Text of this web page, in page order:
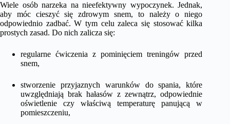
Wiele osób narzeka na nieefektywny wypoczynek. Jednak,
aby móc cieszyć się zdrowym snem, to należy o niego
odpowiednio zadbać. W tym celu zaleca się stosować kilka
prostych zasad. Do nich zalicza się:
regularne ćwiczenia z pominięciem treningów przed
snem,
stworzenie przyjaznych warunków do spania, które
uwzględniają brak hałasów z zewnątrz, odpowiednie
oświetlenie czy właściwą temperaturę panującą w
pomieszczeniu,